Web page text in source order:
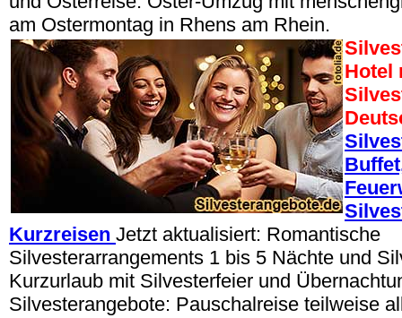
am Ostermontag in Rhens am Rhein.
Hotel
Kurzreisen Jetzt aktualisiert: Romantische
Silvesterarrangements 1 bis 5 Nächte und
Kurzurlaub mit Silvesterfeier und
Silvesterangebote: Pauschalreise teilweise